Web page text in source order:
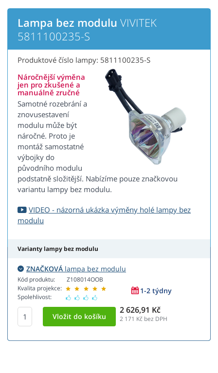
Lampa bez modulu VIVITEK
5811100235-S
Produktové číslo lampy: 5811100235-S
Náročnější výměna
jen pro zkušené a
manuálně zručné
Samotné rozebrání a
znovusestavení
modulu může být
náročné. Proto je
montáž samostatné
výbojky do
původního modulu
podstatně složitější. Nabízíme pouze značkovou
variantu lampy bez modulu.
VIDEO - názorná ukázka výměny holé lampy bez
modulu
Varianty lampy bez modulu
ZNAČKOVÁ lampa bez modulu
Kód produktu:
Kvalita projekce:
Spolehlivost:
Z108014OOB
1-2 týdny
2 626,91 Kč
2 171 Kč bez DPH